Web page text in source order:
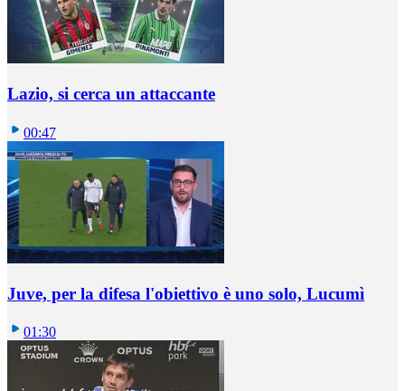
Lazio, si cerca un attaccante
00:47
Juve, per la difesa l'obiettivo è uno solo, Lucumì
01:30